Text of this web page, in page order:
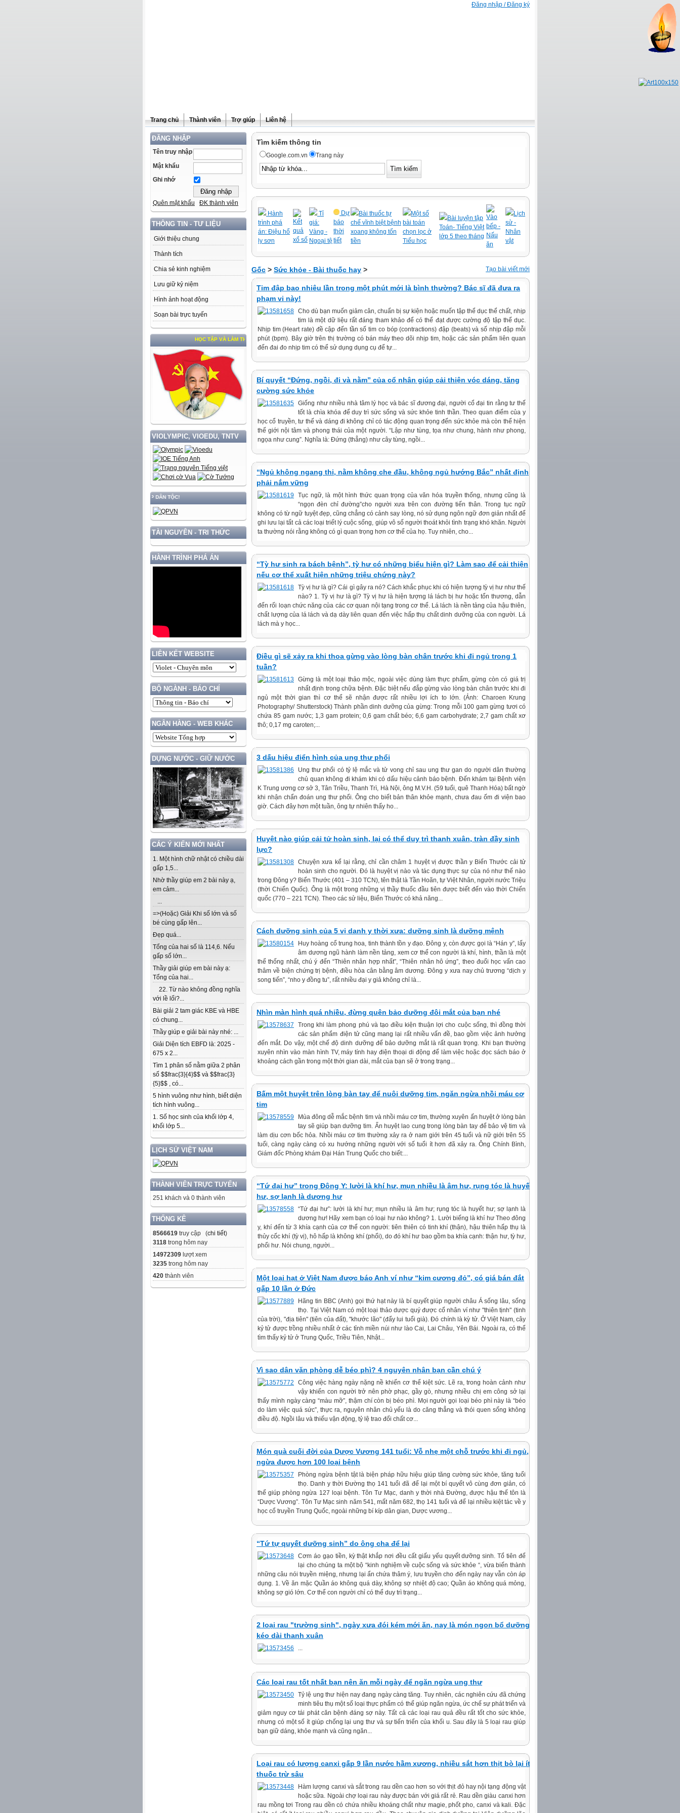
Đăng nhập / Đăng ký
Trang chủ Thành viên Trợ giúp Liên hệ
ĐĂNG NHẬP
Tên truy nhập
Mật khẩu
Ghi nhớ
Quên mật khẩu ĐK thành viên
THÔNG TIN - TƯ LIỆU
Giới thiệu chung
Thành tích
Chia sẻ kinh nghiệm
Lưu giữ kỷ niệm
Hình ảnh hoạt động
Soạn bài trực tuyến
HỌC TẬP VÀ LÀM THEO TƯ TƯỞNG, ĐẠO ĐỨC, PHONG CÁCH HỒ CHÍ MINH
VIOLYMPIC, VIOEDU, TNTV
XÂY DỰNG VÀ PHÁT TRIỂN ĐẤT NƯỚC GẮN VỚI BẢO VỆ VỮNG CHẮC CHỦ QUYỀN VÀ ĐỘC LẬP DÂN TỘC!
TÀI NGUYÊN - TRI THỨC
HÀNH TRÌNH PHÁ ÁN
LIÊN KẾT WEBSITE
BỘ NGÀNH - BÁO CHÍ
NGÂN HÀNG - WEB KHÁC
DỰNG NƯỚC - GIỮ NƯỚC
CÁC Ý KIẾN MỚI NHẤT
1. Một hình chữ nhật có chiều dài
gấp 1,5...
Nhờ thầy giúp em 2 bài này ạ,
em cảm...
...
=>(Hoặc) Giải Khi số lớn và số
bé cùng gấp lên...
Đẹp quá...
Tổng của hai số là 114,6. Nếu
gấp số lớn...
Thầy giải giúp em bài này ạ:
Tổng của hai...
22. Từ nào không đồng nghĩa
với lề lối?...
Bài giải 2 tam giác KBE và HBE
có chung...
Thầy giúp e giải bài này nhé: ...
Giải Diện tích EBFD là: 2025 -
675 x 2...
Tìm 1 phân số nằm giữa 2 phân
số $$frac{3}{4}$$ và $$frac{3}
{5}$$ , có...
5 hình vuông như hình, biết diện
tích hình vuông...
1. Số học sinh của khối lớp 4,
khối lớp 5...
LỊCH SỬ VIỆT NAM
THÀNH VIÊN TRỰC TUYẾN
251 khách và 0 thành viên
THỐNG KÊ
8566619 truy cập (chi tiết)
3118 trong hôm nay
14972309 lượt xem
3235 trong hôm nay
420 thành viên
Tìm kiếm thông tin
Google.com.vn Trang này
Hành
trình phá
án: Điệu hổ
ly sơn
Kết
quả
xổ số
Tỉ
giá:
Vàng -
Ngoại tệ
Dự
báo
thời
tiết
Bài thuốc tự
chế vĩnh biệt bệnh
xoang không tốn
tiền
Một số
bài toán
chọn lọc ở
Tiểu học
Bài luyện tập
Toán- Tiếng Việt
lớp 5 theo tháng
Vào
bếp -
Nấu
ăn
Lịch
sử -
Nhân
vật
Gốc > Sức khỏe - Bài thuốc hay > Tạo bài viết mới
Tim đập bao nhiêu lần trong một phút mới là bình thường? Bác sĩ đã đưa ra
phạm vi này!
Cho dù bạn muốn giảm cân, chuẩn bị sự kiện hoặc muốn tập thể dục thể chất, nhịp
tim là một dữ liệu rất đáng tham khảo để có thể đạt được cường độ tập thể dục.
Nhịp tim (Heart rate) đề cập đến tần số tim co bóp (contractions) đập (beats) và số nhịp đập mỗi
phút (bpm). Bây giờ trên thị trường có bán máy theo dõi nhịp tim, hoặc các sản phẩm liên quan
đến đai đo nhịp tim có thể sử dụng dụng cụ để tự...
Bí quyết “Đứng, ngồi, đi và nằm” của cổ nhân giúp cải thiện vóc dáng, tăng
cường sức khỏe
Giống như nhiều nhà tâm lý học và bác sĩ đương đại, người cổ đại tin rằng tư thế
tốt là chìa khóa để duy trì sức sống và sức khỏe tinh thần. Theo quan điểm của y
học cổ truyền, tư thế và dáng đi không chỉ có tác động quan trọng đến sức khỏe mà còn thể hiện
thế giới nội tâm và phong thái của một người. “Lập như tùng, tọa như chung, hành như phong,
ngọa như cung”. Nghĩa là: Đứng (thẳng) như cây tùng, ngồi...
“Ngủ không ngang thi, nằm không che đầu, không ngủ hướng Bắc” nhất định
phải nắm vững
Tục ngữ, là một hình thức quan trọng của văn hóa truyền thống, nhưng cũng là
“ngọn đèn chỉ đường”cho người xưa trên con đường tiến thân. Trong tục ngữ
không có từ ngữ tuyệt đẹp, cũng chẳng có cảnh say lòng, nó sử dụng ngôn ngữ đơn giản nhất để
ghi lưu lại tất cả các loại triết lý cuộc sống, giúp vô số người thoát khỏi tình trạng khó khăn. Người
ta thường nói rằng không có gì quan trọng hơn cơ thể của họ. Tuy nhiên, cho...
“Tỳ hư sinh ra bách bệnh”, tỳ hư có những biểu hiện gì? Làm sao để cải thiện
nếu cơ thể xuất hiện những triệu chứng này?
Tỳ vị hư là gì? Cái gì gây ra nó? Cách khắc phục khi có hiện tượng tỳ vị hư như thế
nào? 1. Tỳ vị hư là gì? Tỳ vị hư là hiện tượng lá lách bị hư hoặc tổn thương, dẫn
đến rối loạn chức năng của các cơ quan nội tạng trong cơ thể. Lá lách là nền tảng của hậu thiên,
chất lượng của lá lách và dạ dày liên quan đến việc hấp thụ chất dinh dưỡng của con người. Lá
lách mà y học...
Điều gì sẽ xảy ra khi thoa gừng vào lòng bàn chân trước khi đi ngủ trong 1
tuần?
Gừng là một loại thảo mộc, ngoài việc dùng làm thực phẩm, gừng còn có giá trị
nhất định trong chữa bệnh. Đặc biệt nếu đắp gừng vào lòng bàn chân trước khi đi
ngủ một thời gian thì cơ thể sẽ nhận được rất nhiều lợi ích to lớn. (Ảnh: Charoen Krung
Photography/ Shutterstock) Thành phần dinh dưỡng của gừng: Trong mỗi 100 gam gừng tươi có
chứa 85 gam nước; 1,3 gam protein; 0,6 gam chất béo; 6,6 gam carbohydrate; 2,7 gam chất xơ
thô; 0,17 mg caroten;...
3 dấu hiệu điển hình của ung thư phổi
Ung thư phổi có tỷ lệ mắc và tử vong chỉ sau ung thư gan do người dân thường
chủ quan không đi khám khi có dấu hiệu cảnh báo bệnh. Đến khám tại Bệnh viện
K Trung ương cơ sở 3, Tân Triều, Thanh Trì, Hà Nội, ông M.V.H. (59 tuổi, quê Thanh Hóa) bất ngờ
khi nhận chẩn đoán ung thư phổi. Ông cho biết bản thân khỏe mạnh, chưa đau ốm đi viện bao
giờ. Cách đây hơn một tuần, ông tự nhiên thấy ho...
Huyệt nào giúp cải tử hoàn sinh, lại có thể duy trì thanh xuân, tràn đầy sinh
lực?
Chuyện xưa kể lại rằng, chỉ cần châm 1 huyệt vị được thần y Biển Thước cải tử
hoàn sinh cho người. Đó là huyệt vị nào và tác dụng thực sự của nó như thế nào
trong Đông y? Biển Thước (401 – 310 TCN), tên thật là Tần Hoãn, tự Việt Nhân, người nước Triệu
(thời Chiến Quốc). Ông là một trong những vị thầy thuốc đầu tiên được biết đến vào thời Chiến
quốc (770 – 221 TCN). Theo các sử liệu, Biển Thước có khả năng...
Cách dưỡng sinh của 5 vị danh y thời xưa: dưỡng sinh là dưỡng mệnh
Huy hoàng cổ trung hoa, tinh thành tồn y đạo. Đông y, còn được gọi là “Hán y”, lấy
âm dương ngũ hành làm nền tảng, xem cơ thể con người là khí, hình, thần là một
thể thống nhất, chú ý đến “Thiên nhân hợp nhất”, “Thiên nhân hô ứng”, theo đuổi học vấn cao
thâm về biện chứng trị bệnh, điều hòa cân bằng âm dương. Đông y xưa nay chủ trương “dịch y
song tiến”, “nho y đồng tu”, rất nhiều đại y giả không chỉ là...
Nhìn màn hình quá nhiều, đừng quên bảo dưỡng đôi mắt của bạn nhé
Trong khi làm phong phú và tạo điều kiện thuận lợi cho cuộc sống, thì đồng thời
các sản phẩm điện tử cũng mang lại rất nhiều vấn đề, bao gồm việc ảnh hưởng
đến mắt. Do vậy, một chế độ dinh dưỡng để bảo dưỡng mắt là rất quan trọng. Khi bạn thường
xuyên nhìn vào màn hình TV, máy tính hay điện thoại di động để làm việc hoặc đọc sách báo ở
khoảng cách gần trong một thời gian dài, mắt của bạn sẽ ở trong trạng...
Bấm một huyệt trên lòng bàn tay để nuôi dưỡng tim, ngăn ngừa nhồi máu cơ
tim
Mùa đông dễ mắc bệnh tim và nhồi máu cơ tim, thường xuyên ấn huyệt ở lòng bàn
tay sẽ giúp bạn dưỡng tim. Ấn huyệt lao cung trong lòng bàn tay để bảo vệ tim và
làm dịu cơn bốc hỏa. Nhồi máu cơ tim thường xảy ra ở nam giới trên 45 tuổi và nữ giới trên 55
tuổi, càng ngày càng có xu hướng những người với số tuổi ít hơn đã xảy ra. Ông Chính Bình,
Giám đốc Phòng khám Đại Hán Trung Quốc cho biết:...
“Tứ đại hư” trong Đông Y: lười là khí hư, mụn nhiều là âm hư, rụng tóc là huyết
hư, sợ lạnh là dương hư
“Tứ đại hư”: lười là khí hư; mụn nhiều là âm hư; rụng tóc là huyết hư; sợ lạnh là
dương hư! Hãy xem bạn có loại hư nào không? 1. Lười biếng là khí hư Theo đông
y, khí đến từ 3 khía cạnh của cơ thể con người: tiên thiên có tinh khí (thận), hậu thiên hấp thụ là
thủy cốc khí (tỳ vị), hô hấp là không khí (phổi), do đó khí hư bao gồm ba khía cạnh: thận hư, tỳ hư,
phổi hư. Nói chung, người...
Một loại hạt ở Việt Nam được báo Anh ví như “kim cương đỏ”, có giá bán đắt
gấp 10 lần ở Đức
Hãng tin BBC (Anh) gọi thứ hạt này là bí quyết giúp người châu Á sống lâu, sống
thọ. Tại Việt Nam có một loại thảo dược quý được cổ nhân ví như "thiên tịnh" (tinh
của trời), "địa tiên" (tiên của đất), "khước lão" (đẩy lui tuổi già). Đó chính là kỳ tử. Ở Việt Nam, cây
kỷ tử được trồng nhiều nhất ở các tỉnh miền núi như lào Cai, Lai Châu, Yên Bái. Ngoài ra, có thể
tìm thấy kỷ tử ở Trung Quốc, Triều Tiên, Nhật...
Vì sao dân văn phòng dễ béo phì? 4 nguyên nhân bạn cần chú ý
Công việc hàng ngày nặng nề khiến cơ thể kiệt sức. Lẽ ra, trong hoàn cảnh như
vậy khiến con người trở nên phờ phạc, gầy gò, nhưng nhiều chị em công sở lại
thấy mình ngày càng “màu mỡ”, thậm chí còn bị béo phì. Mọi người gọi loại béo phì này là “béo
do làm việc quá sức”, thực ra, nguyên nhân chủ yếu là do căng thẳng và thói quen sống không
điều độ. Ngồi lâu và thiếu vận động, tỷ lệ trao đổi chất cơ...
Món quà cuối đời của Dược Vương 141 tuổi: Vỗ nhẹ một chỗ trước khi đi ngủ,
ngừa được hơn 100 loại bệnh
Phòng ngừa bệnh tật là biện pháp hữu hiệu giúp tăng cường sức khỏe, tăng tuổi
thọ. Danh y thời Đường thọ 141 tuổi đã để lại một bí quyết vô cùng đơn giản, có
thể giúp phòng ngừa 127 loại bệnh. Tôn Tư Mạc, danh y thời nhà Đường, được hậu thế tôn là
“Dược Vương”. Tôn Tư Mạc sinh năm 541, mất năm 682, thọ 141 tuổi và để lại nhiều kiệt tác về y
học cổ truyền Trung Quốc, ngoài những bí kíp dân gian, Dược vương...
“Tứ tự quyết dưỡng sinh” do ông cha để lại
Cơm áo gạo tiền, kỳ thật khắp nơi đều cất giấu yếu quyết dưỡng sinh. Tổ tiên để
lại cho chúng ta một bộ “kinh nghiệm về cuộc sống và sức khỏe “, vừa biến thành
những câu nói truyền miệng, nhưng lại ẩn chứa thâm ý, lưu truyền cho đến ngày nay vẫn còn áp
dụng. 1. Về ăn mặc Quần áo không quá dày, không sợ nhiệt độ cao; Quần áo không quá mỏng,
không sợ gió lớn. Cơ thể con người chỉ có thể duy trì trạng...
2 loại rau "trường sinh", ngày xưa đói kém mới ăn, nay là món ngon bổ dưỡng,
kéo dài thanh xuân
...
Các loại rau tốt nhất bạn nên ăn mỗi ngày để ngăn ngừa ung thư
Tỷ lệ ung thư hiện nay đang ngày càng tăng. Tuy nhiên, các nghiên cứu đã chứng
minh tiêu thụ một số loại thực phẩm có thể giúp ngăn ngừa, ức chế sự phát triển và
giảm nguy cơ tái phát căn bệnh đáng sợ này. Tất cả các loại rau quả đều rất tốt cho sức khỏe,
nhưng có một số ít giúp chống lại ung thư và sự tiến triển của khối u. Sau đây là 5 loại rau giúp
bạn giữ dáng, khỏe mạnh và cũng ngăn...
Loại rau có lượng canxi gấp 9 lần nước hầm xương, nhiều sắt hơn thịt bò lại ít
thuốc trừ sâu
Hàm lượng canxi và sắt trong rau dền cao hơn so với thịt đỏ hay nội tạng động vật
hoặc sữa. Ngoài chợ loại rau này được bán với giá rất rẻ. Rau dền giàu canxi hơn
rau mồng tơi Trong rau dền có chứa nhiều khoáng chất như magie, phốt pho, canxi và kali. Đặc